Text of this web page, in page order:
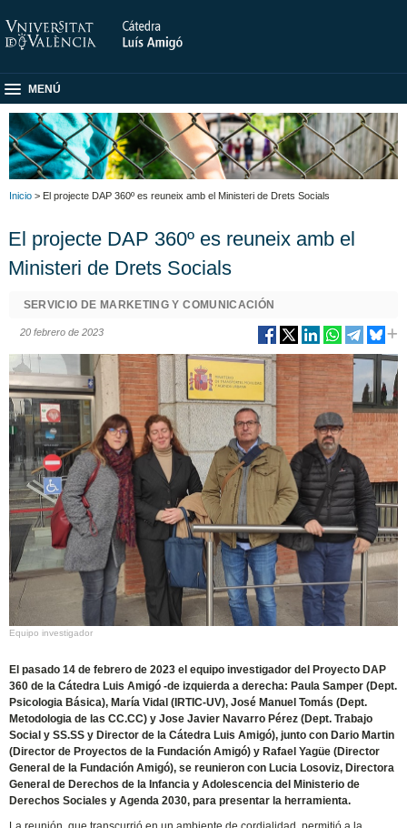
MENÚ
Inicio > El projecte DAP 360º es reuneix amb el Ministeri de Drets Socials
El projecte DAP 360º es reuneix amb el
Ministeri de Drets Socials
SERVICIO DE MARKETING Y COMUNICACIÓN
20 febrero de 2023
Equipo investigador
El pasado 14 de febrero de 2023 el equipo investigador del Proyecto DAP
360 de la Cátedra Luis Amigó -de izquierda a derecha: Paula Samper (Dept.
Psicologia Básica), María Vidal (IRTIC-UV), José Manuel Tomás (Dept.
Metodologia de las CC.CC) y Jose Javier Navarro Pérez (Dept. Trabajo
Social y SS.SS y Director de la Cátedra Luis Amigó), junto con Dario Martin
(Director de Proyectos de la Fundación Amigó) y Rafael Yagüe (Director
General de la Fundación Amigó), se reunieron con Lucia Losoviz, Directora
General de Derechos de la Infancia y Adolescencia del Ministerio de
Derechos Sociales y Agenda 2030, para presentar la herramienta.